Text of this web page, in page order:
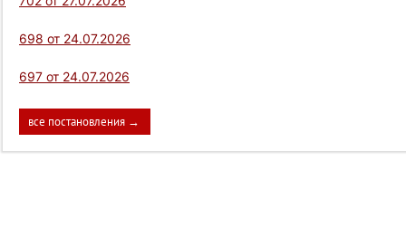
698 от 24.07.2026
697 от 24.07.2026
все постановления →